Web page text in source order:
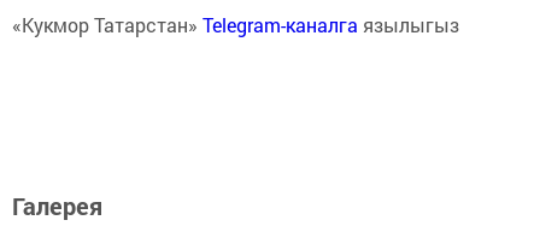
«Кукмор Татарстан» Telegram-каналга язылыгыз
Галерея